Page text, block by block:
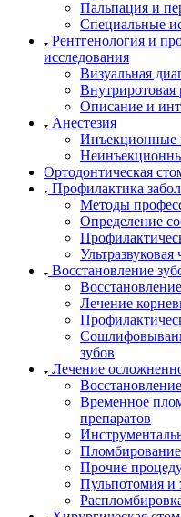
Пальпация и
Специальные
Рентгенология и
исследования
Визуальная
Внутриротовая
Описание и
Анестезия
Инъекционные
Ортодонтическая
Профилактика
Методы
Определение
Ультразвуковая
Восстановление
Лечение
зубов
Лечение
Временное
препаратов
Прочие
Пульпотомия и